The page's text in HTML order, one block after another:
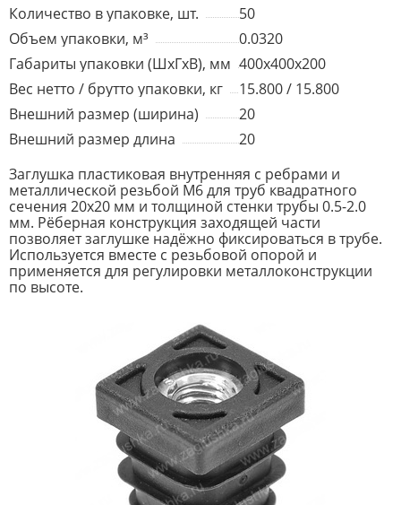
Количество в упаковке, шт.
50
Объем упаковки, м³
0.0320
Габариты упаковки (ШхГхВ), мм 400x400x200
Вес нетто / брутто упаковки, кг
15.800 / 15.800
Внешний размер (ширина)
20
Внешний размер длина
20
Заглушка пластиковая внутренняя с ребрами и
металлической резьбой М6 для труб квадратного
сечения 20х20 мм и толщиной стенки трубы 0.5-2.0
мм. Рёберная конструкция заходящей части
позволяет заглушке надёжно фиксироваться в трубе.
Используется вместе с резьбовой опорой и
применяется для регулировки металлоконструкции
по высоте.